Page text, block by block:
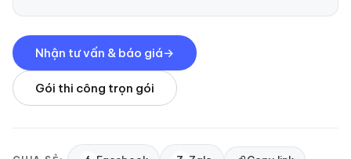
Nhận tư vấn & báo giá
Gói thi công trọn gói